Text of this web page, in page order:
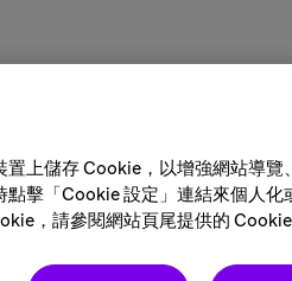
他的保存在您的设备上，直到
好或监控网站的受众、网站错
上儲存 Cookie，以增強網站導覽
擊「Cookie 設定」連結來個人化
，請參閱網站頁尾提供的 Cookie